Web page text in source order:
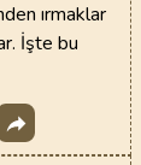
ırmaklar
İşte bu